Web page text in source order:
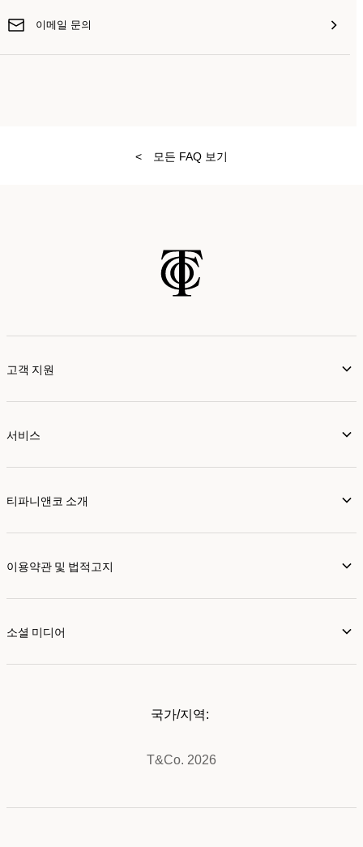
이메일 문의
< 모든 FAQ 보기
고객 지원
서비스
티파니앤코 소개
이용약관 및 법적고지
소셜 미디어
T&Co. 2026
국가/지역: